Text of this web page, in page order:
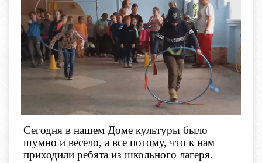
Сегодня в нашем Доме культуры было
шумно и весело, а все потому, что к нам
приходили ребята из школьного лагеря.